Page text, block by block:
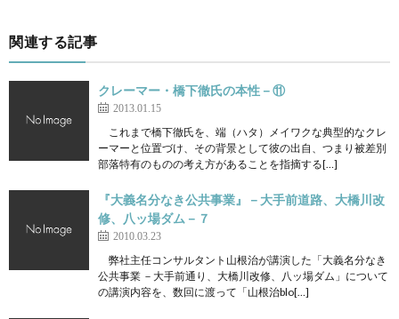
関連する記事
クレーマー・橋下徹氏の本性－⑪
2013.01.15
これまで橋下徹氏を、端（ハタ）メイワクな典型的なクレ
ーマーと位置づけ、その背景として彼の出自、つまり被差別
部落特有のものの考え方があることを指摘する[…]
『大義名分なき公共事業』－大手前道路、大橋川改
修、八ッ場ダム－７
2010.03.23
弊社主任コンサルタント山根治が講演した「大義名分なき
公共事業 －大手前通り、大橋川改修、八ッ場ダム」について
の講演内容を、数回に渡って「山根治blo[…]